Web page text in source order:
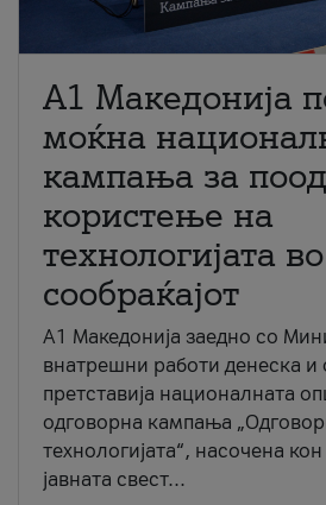
A1 Македонија
моќна
кампања за
користење на
технологијата во
сообраќајот
A1 Македонија заедно со
внатрешни работи денеска и
претставија националната
одговорна кампања
технологијата“, насочена
јавната свест...